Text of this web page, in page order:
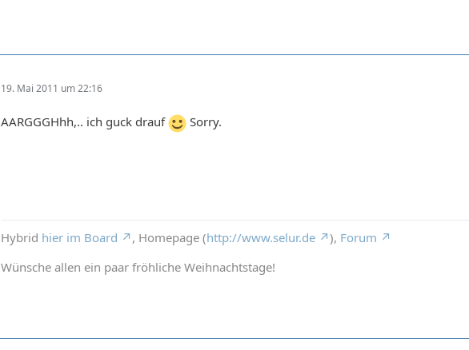
19. Mai 2011 um 22:16
AARGGGHhh,.. ich guck drauf Sorry.
Hybrid hier im Board , Homepage (http://www.selur.de ), Forum
Wünsche allen ein paar fröhliche Weihnachtstage!